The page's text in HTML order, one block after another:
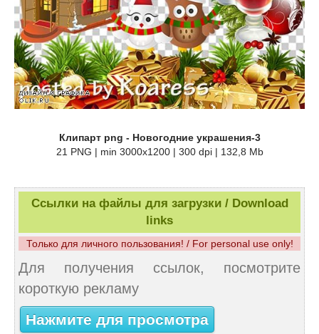
Клипарт png - Новогодние украшения-3
21 PNG | min 3000x1200 | 300 dpi | 132,8 Mb
Ссылки на файлы для загрузки / Download
links
Только для личного пользования! / For personal use only!
Для получения ссылок, посмотрите
короткую рекламу
Нажмите для просмотра